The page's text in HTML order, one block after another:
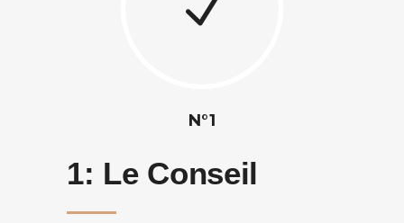
N°1
1: Le Conseil